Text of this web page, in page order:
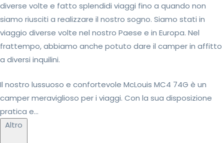
diverse volte e fatto splendidi viaggi fino a quando non
siamo riusciti a realizzare il nostro sogno. Siamo stati in
viaggio diverse volte nel nostro Paese e in Europa. Nel
frattempo, abbiamo anche potuto dare il camper in affitto
a diversi inquilini.
Il nostro lussuoso e confortevole McLouis MC4 74G è un
camper meraviglioso per i viaggi. Con la sua disposizione
pratica e...
Altro